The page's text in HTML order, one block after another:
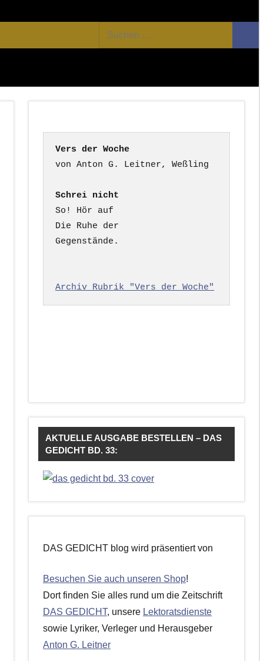
Suchen
nach:
Vers der Woche
Schrei nicht
So! Hör auf
Die Ruhe der
Gegenstände.
Archiv Rubrik "Vers der Woche"
AKTUELLE AUSGABE BESTELLEN – DAS
GEDICHT BD. 33:
DAS GEDICHT blog wird präsentiert von
Besuchen Sie auch unseren Shop!
Dort finden Sie alles rund um die Zeitschrift
DAS GEDICHT, unsere Lektoratsdienste
sowie Lyriker, Verleger und Herausgeber
Anton G. Leitner